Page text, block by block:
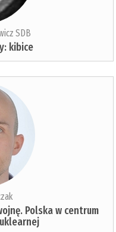
SDB
kibice
Polska w centrum